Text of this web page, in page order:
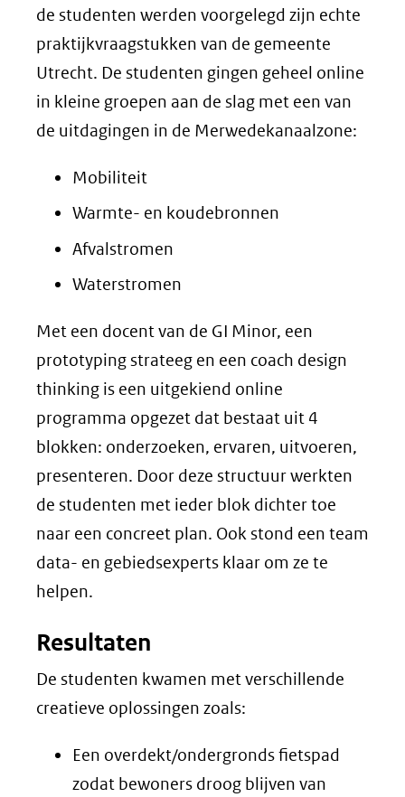
de studenten werden voorgelegd zijn echte
praktijkvraagstukken van de gemeente
Utrecht. De studenten gingen geheel online
in kleine groepen aan de slag met een van
de uitdagingen in de Merwedekanaalzone:
Mobiliteit
Warmte- en koudebronnen
Afvalstromen
Waterstromen
Met een docent van de GI Minor, een
prototyping strateeg en een coach design
thinking is een uitgekiend online
programma opgezet dat bestaat uit 4
blokken: onderzoeken, ervaren, uitvoeren,
presenteren. Door deze structuur werkten
de studenten met ieder blok dichter toe
naar een concreet plan. Ook stond een team
data- en gebiedsexperts klaar om ze te
helpen.
Resultaten
De studenten kwamen met verschillende
creatieve oplossingen zoals:
Een overdekt/ondergronds fietspad
zodat bewoners droog blijven van